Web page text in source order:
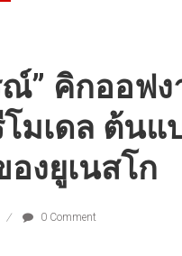
ณ์” คิกออฟ
โมเดล ต้นแ
งยูเนสโก
0 Comment